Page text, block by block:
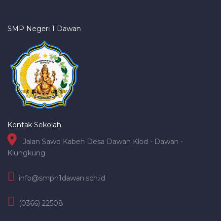
SMP Negeri 1 Dawan
Kontak Sekolah
Jalan Sawo Kabeh Desa Dawan Klod - Dawan -
Klungkung
info@smpn1dawan.sch.id
(0366) 22508